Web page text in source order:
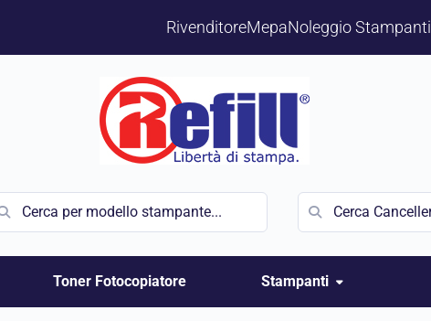
RivenditoreMepaNoleggio Stampanti
Toner Fotocopiatore Stampanti